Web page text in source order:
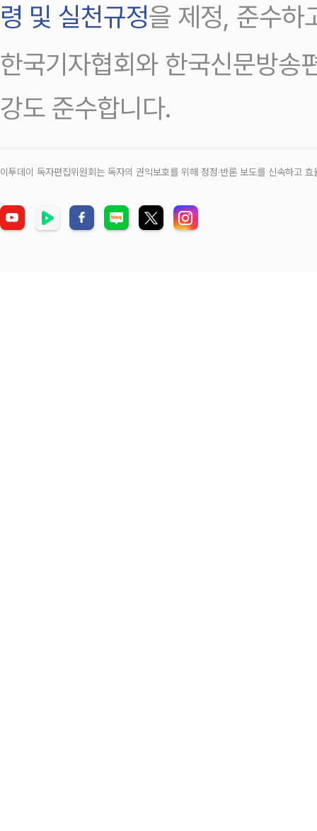
령 및 실천규정을 제정, 준수하
한국기자협회와 한국신문방송
강도 준수합니다.
이투데이 독자편집위원회는 독자의 권익보호를 위해 정정‧반론 보도를 신속하고